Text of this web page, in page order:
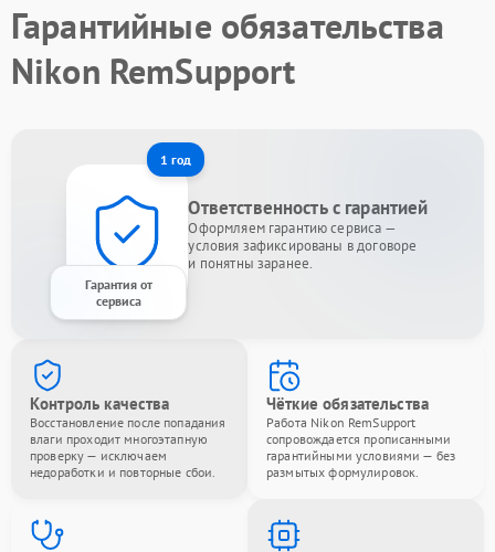
Гарантийные обязательства
Nikon RemSupport
1 год
Гарантия от
сервиса
Ответственность с гарантией
Оформляем гарантию сервиса —
условия зафиксированы в договоре
и понятны заранее.
Контроль качества
Восстановление после попадания
влаги проходит многоэтапную
проверку — исключаем
недоработки и повторные сбои.
Чёткие обязательства
Работа Nikon RemSupport
сопровождается прописанными
гарантийными условиями — без
размытых формулировок.